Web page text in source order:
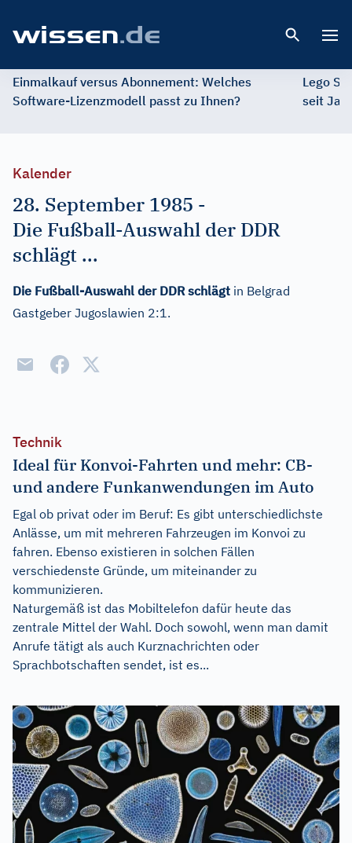
Einmalkauf versus Abonnement: Welches
Software-Lizenzmodell passt zu Ihnen?
Lego
seit
Kalender
28. September 1985 -
Die Fußball-Auswahl der DDR
schlägt ...
Die Fußball-Auswahl der DDR schlägt in Belgrad
Gastgeber Jugoslawien 2:1.
Technik
Ideal für Konvoi-Fahrten und mehr: CB-
und andere Funkanwendungen im Auto
Egal ob privat oder im Beruf: Es gibt unterschiedlichste
Anlässe, um mit mehreren Fahrzeugen im Konvoi zu
fahren. Ebenso existieren in solchen Fällen
verschiedenste Gründe, um miteinander zu
kommunizieren.
Naturgemäß ist das Mobiltelefon dafür heute das
zentrale Mittel der Wahl. Doch sowohl, wenn man damit
Anrufe tätigt als auch Kurznachrichten oder
Sprachbotschaften sendet, ist es...